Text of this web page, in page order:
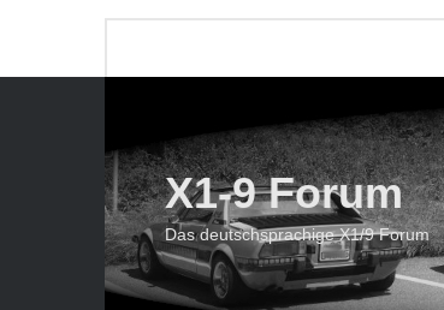
X1-9 Forum
Das deutschsprachige X1/9 Forum